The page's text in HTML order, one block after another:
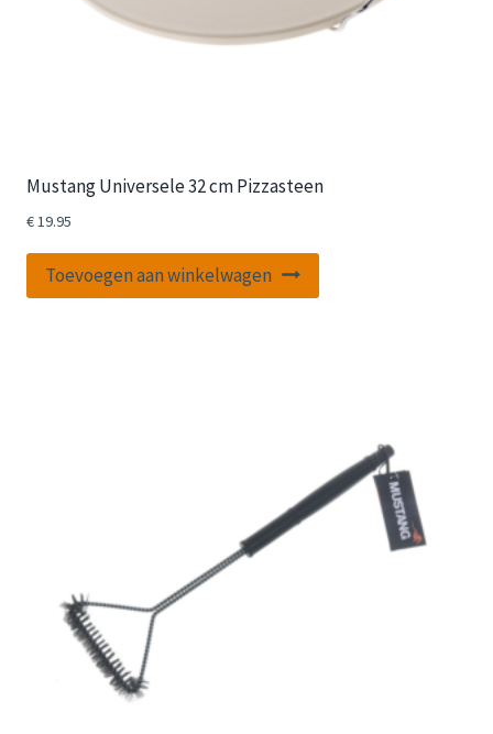
Mustang Universele 32 cm Pizzasteen
€19.95
Toevoegen aan winkelwagen